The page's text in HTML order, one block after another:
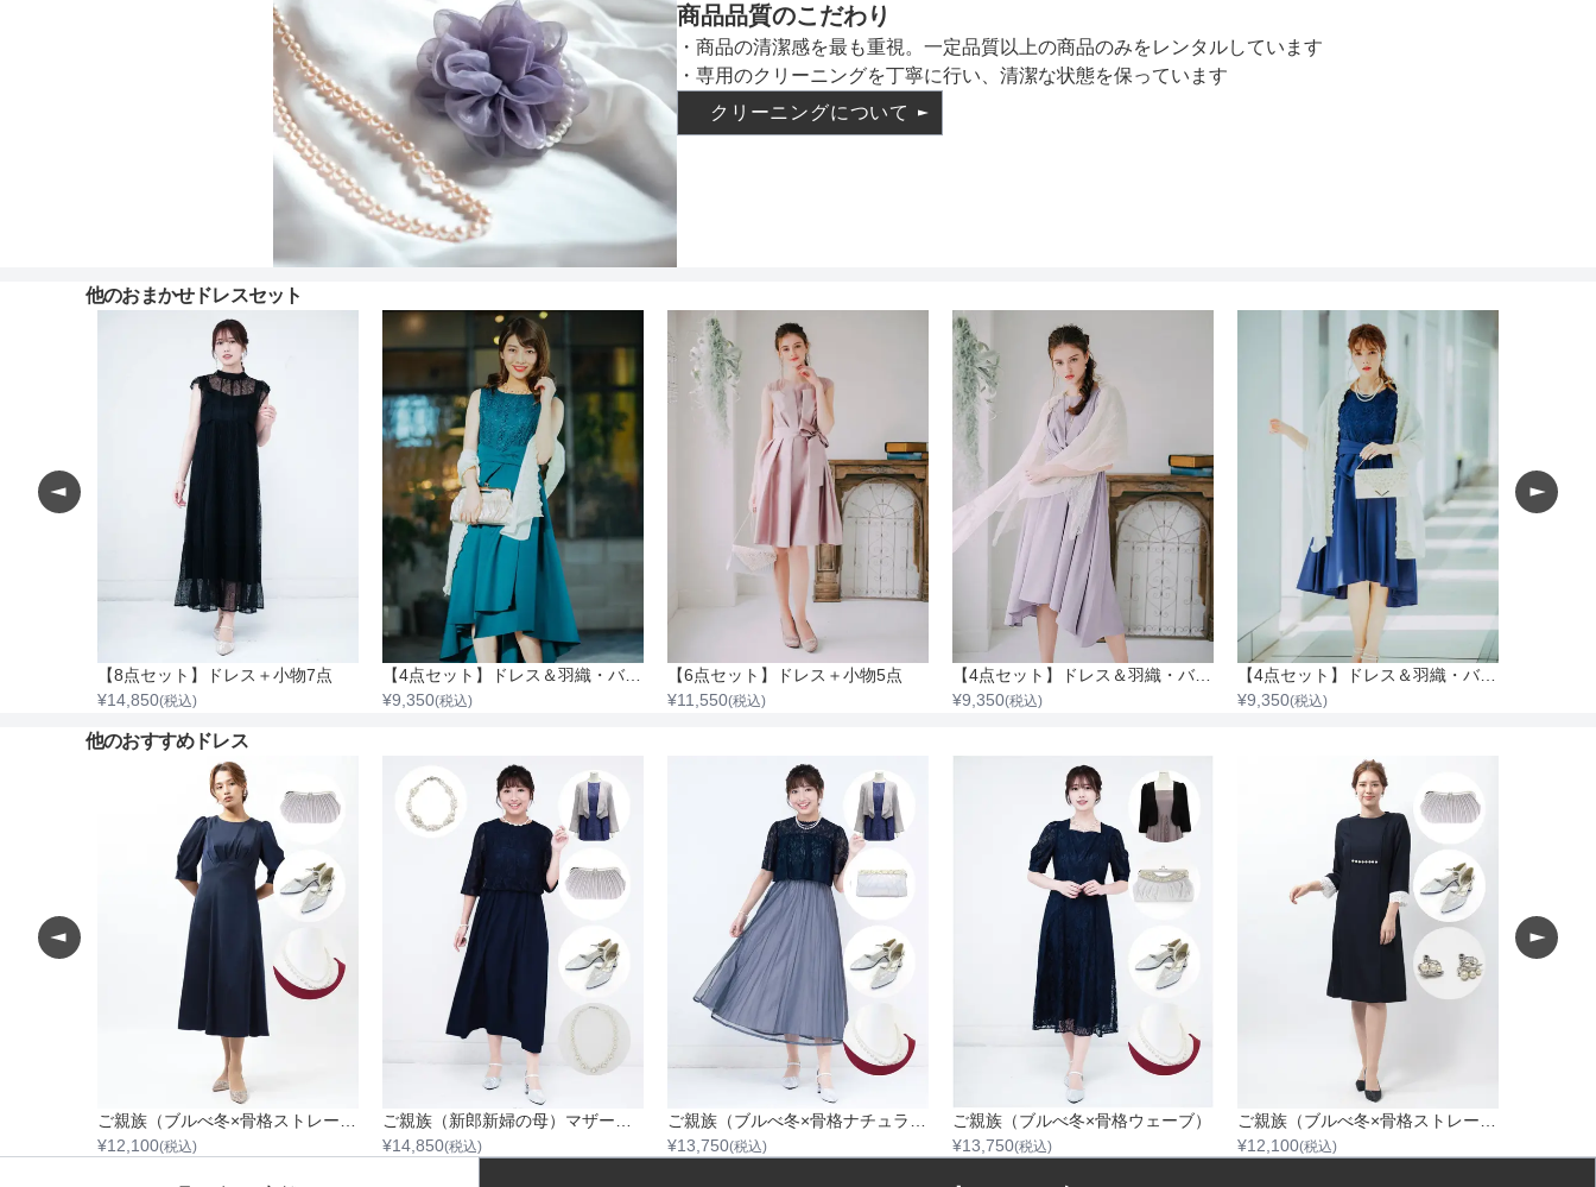
商品品質のこだわり
・商品の清潔感を最も重視。一定品質以上の商品のみをレンタルしています
・専用のクリーニングを丁寧に行い、清潔な状態を保っています
クリーニングについて
他のおまかせドレスセット
【8点セット】ドレス＋小物7点
¥14,850(税込)
【4点セット】ドレス＆羽織・バック・ネックレス
¥9,350(税込)
【6点セット】ドレス＋小物5点
¥11,550(税込)
【4点セット】ドレス＆羽織・バック・イヤリング
¥9,350(税込)
【4点セット】ドレス＆羽織・バック・ネックレス
¥9,350(税込)
他のおすすめドレス
¥12,100(税込)
¥14,850(税込)
¥13,750(税込)
ご親族（ブルべ冬×骨格ウェーブ）
¥13,750(税込)
¥12,100(税込)